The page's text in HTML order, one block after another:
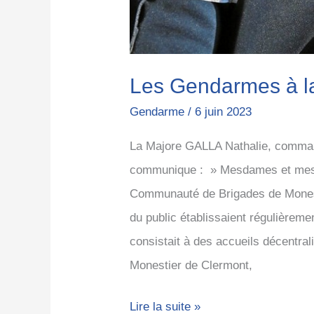
Les Gendarmes à
Gendarme /6 juin 2023
La Majore GALLA Nathalie,
communique : » Mesdames et
Communauté de Brigades de
du public établissaient
consistait à des accueils
Monestier de Clermont,
Lire la suite »